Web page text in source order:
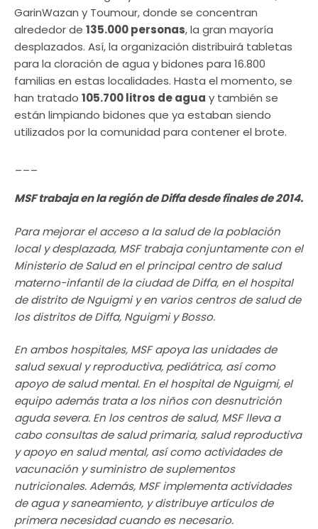
GarinWazan y Toumour, donde se concentran
alrededor de 135.000 personas, la gran mayoría
desplazados. Así, la organización distribuirá tabletas
para la cloración de agua y bidones para 16.800
familias en estas localidades. Hasta el momento, se
han tratado 105.700 litros de agua y también se
están limpiando bidones que ya estaban siendo
utilizados por la comunidad para contener el brote.
MSF trabaja en la región de Diffa desde finales de 2014.
Para mejorar el acceso a la salud de la población
local y desplazada, MSF trabaja conjuntamente con el
Ministerio de Salud en el principal centro de salud
materno-infantil de la ciudad de Diffa, en el hospital
de distrito de Nguigmi y en varios centros de salud de
los distritos de Diffa, Nguigmi y Bosso.
En ambos hospitales, MSF apoya las unidades de
salud sexual y reproductiva, pediátrica, así como
apoyo de salud mental. En el hospital de Nguigmi, el
equipo además trata a los niños con desnutrición
aguda severa. En los centros de salud, MSF lleva a
cabo consultas de salud primaria, salud reproductiva
y apoyo en salud mental, así como actividades de
vacunación y suministro de suplementos
nutricionales. Además, MSF implementa actividades
de agua y saneamiento, y distribuye artículos de
primera necesidad cuando es necesario.